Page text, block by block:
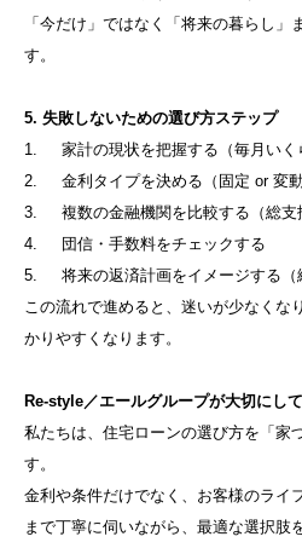
「今だけ」ではなく「将来の暮らし
す。
5. 失敗しないための選び方ステップ
1. 家計の現状を把握する（毎月いく
2. 金利タイプを決める（固定 or 変動
3. 複数の金融機関を比較する（総支
4. 団信・手数料をチェックする
5. 将来の返済計画をイメージする（
この流れで進めると、迷いが少なくな
かりやすくなります。
Re-style／エールグループが大切にし
私たちは、住宅ローンの選び方を「家
す。
金利や条件だけでなく、お客様のライ
まで丁寧に伺いながら、最適な選択肢